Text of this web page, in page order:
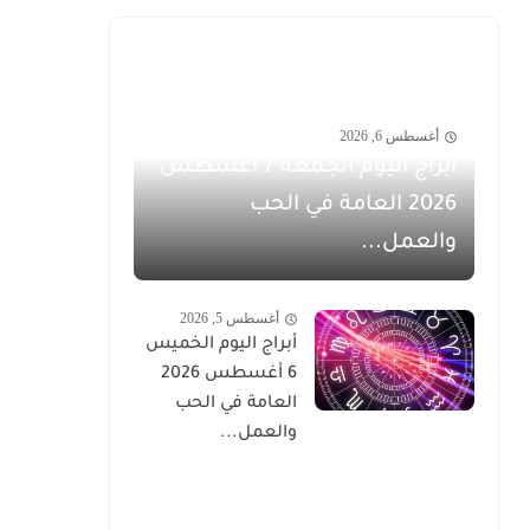
أغسطس 6, 2026
أبراج اليوم الجمعة 7 أغسطس
2026 العامة في الحب
والعمل...
أغسطس 5, 2026
أبراج اليوم الخميس
6 أغسطس 2026
العامة في الحب
والعمل...